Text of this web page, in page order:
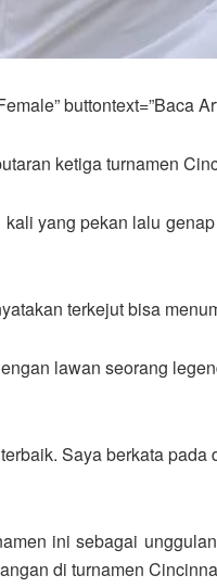
buttontext=”Baca
ketiga turnamen
yang pekan lalu
terkejut bisa
lawan seorang
Saya berkata
ini sebagai
di turnamen